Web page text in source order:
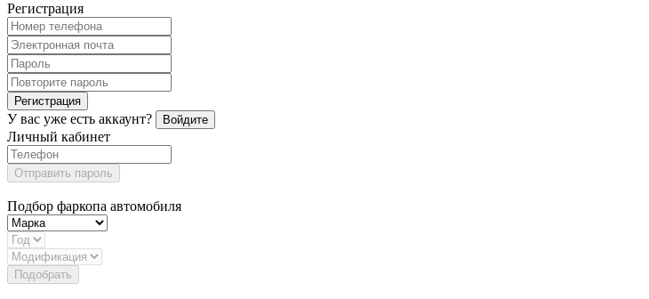
Регистрация
Регистрация
У вас уже есть аккаунт? Войдите
Личный кабинет
Отправить пароль
Подбор фаркопа автомобиля
Подобрать